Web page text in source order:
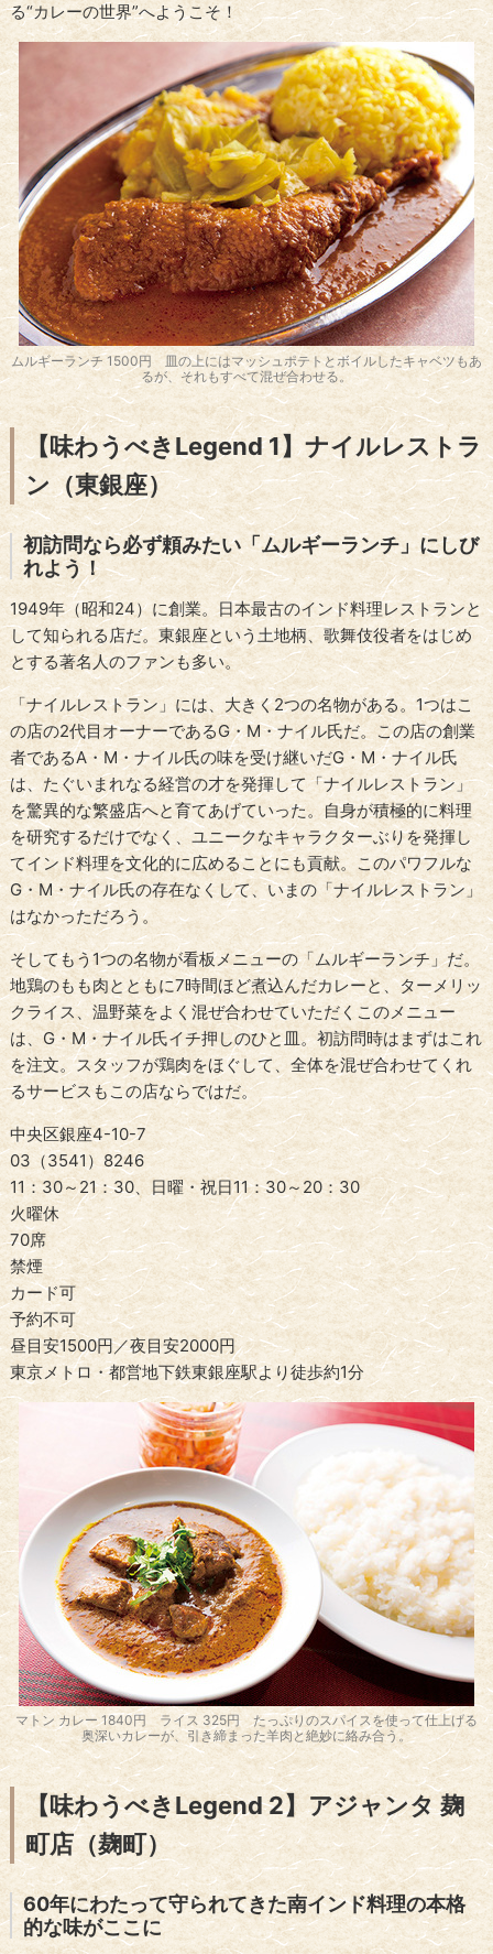
る“カレーの世界”へようこそ！
ムルギーランチ 1500円 皿の上にはマッシュポテトとボイルしたキャベツもあ
るが、それもすべて混ぜ合わせる。
【味わうべきLegend 1】ナイルレストラ
ン（東銀座）
初訪問なら必ず頼みたい「ムルギーランチ」にしび
れよう！
1949年（昭和24）に創業。日本最古のインド料理レストランと
して知られる店だ。東銀座という土地柄、歌舞伎役者をはじめ
とする著名人のファンも多い。
「ナイルレストラン」には、大きく2つの名物がある。1つはこ
の店の2代目オーナーであるG・M・ナイル氏だ。この店の創業
者であるA・M・ナイル氏の味を受け継いだG・M・ナイル氏
は、たぐいまれなる経営の才を発揮して「ナイルレストラン」
を驚異的な繁盛店へと育てあげていった。自身が積極的に料理
を研究するだけでなく、ユニークなキャラクターぶりを発揮し
てインド料理を文化的に広めることにも貢献。このパワフルな
G・M・ナイル氏の存在なくして、いまの「ナイルレストラン」
はなかっただろう。
そしてもう1つの名物が看板メニューの「ムルギーランチ」だ。
地鶏のもも肉とともに7時間ほど煮込んだカレーと、ターメリッ
クライス、温野菜をよく混ぜ合わせていただくこのメニュー
は、G・M・ナイル氏イチ押しのひと皿。初訪問時はまずはこれ
を注文。スタッフが鶏肉をほぐして、全体を混ぜ合わせてくれ
るサービスもこの店ならではだ。
中央区銀座4-10-7
03（3541）8246
11：30～21：30、日曜・祝日11：30～20：30
火曜休
70席
禁煙
カード可
予約不可
昼目安1500円／夜目安2000円
東京メトロ・都営地下鉄東銀座駅より徒歩約1分
マトン カレー 1840円 ライス 325円 たっぷりのスパイスを使って仕上げる
奥深いカレーが、引き締まった羊肉と絶妙に絡み合う。
【味わうべきLegend 2】アジャンタ 麹
町店（麹町）
60年にわたって守られてきた南インド料理の本格
的な味がここに